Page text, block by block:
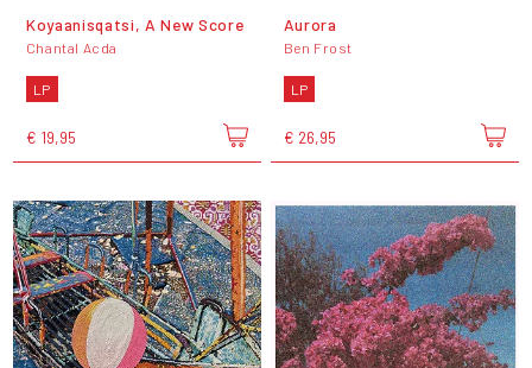
Koyaanisqatsi, A New Score
Chantal Acda
LP
€ 19,95
Aurora
Ben Frost
LP
€ 26,95